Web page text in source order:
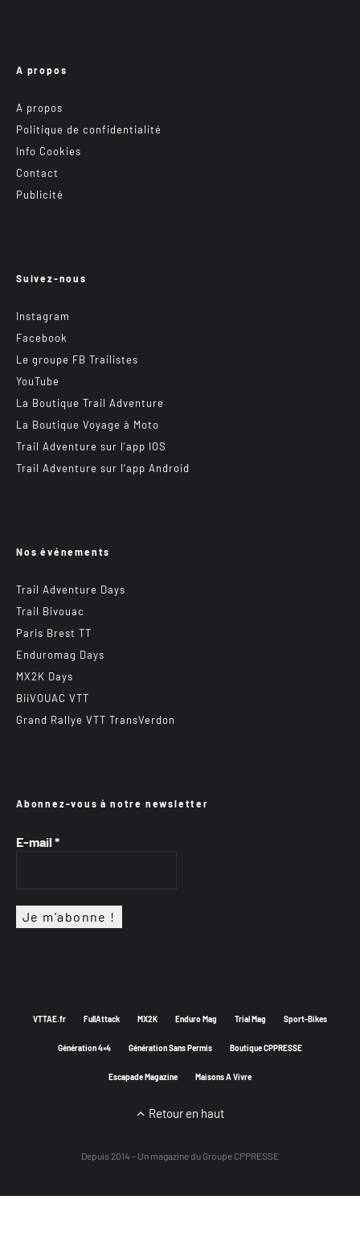
A propos
A propos
Politique de confidentialité
Info Cookies
Contact
Publicité
Suivez-nous
Instagram
Facebook
Le groupe FB Trailistes
YouTube
La Boutique Trail Adventure
La Boutique Voyage à Moto
Trail Adventure sur l’app IOS
Trail Adventure sur l’app Android
Nos événements
Trail Adventure Days
Trail Bivouac
Paris Brest TT
Enduromag Days
MX2K Days
BiiVOUAC VTT
Grand Rallye VTT TransVerdon
Abonnez-vous à notre newsletter
E-mail *
VTTAE.fr FullAttack MX2K Enduro Mag Trial Mag Sport-Bikes
Génération 4×4 Génération Sans Permis Boutique CPPRESSE
Escapade Magazine Maisons A Vivre
Retour en haut
Depuis 2014 - Un magazine du Groupe CPPRESSE